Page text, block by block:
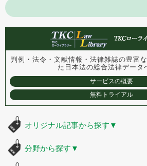
判例・法令・文献情報・法律雑誌の豊富
た 日本法の総合法律データ
サービスの概要
無料トライアル
オリジナル記事から探す ▼
分野から探す ▼